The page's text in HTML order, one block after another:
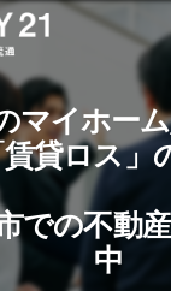
マイホーム
貸ロス」
での不動
中